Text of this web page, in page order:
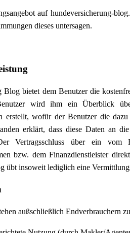
auf hundeversicherung-
dieses untersagen.
Blog bietet dem Benutzer die
wird ihm ein Überblick
erstellt, wofür der Benutzer die
erklärt, dass diese Daten an
Vertragsschluss über ein vom
bzw. dem Finanzdienstleister
übt insoweit lediglich eine
außschließlich Endverbrauchern